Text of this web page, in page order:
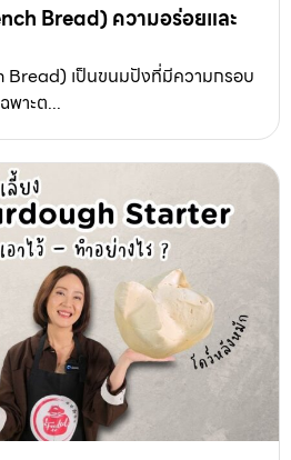
Bread) ความอร่อยและ
Bread) เป็นขนมปังที่มีความกรอบ
พาะต...